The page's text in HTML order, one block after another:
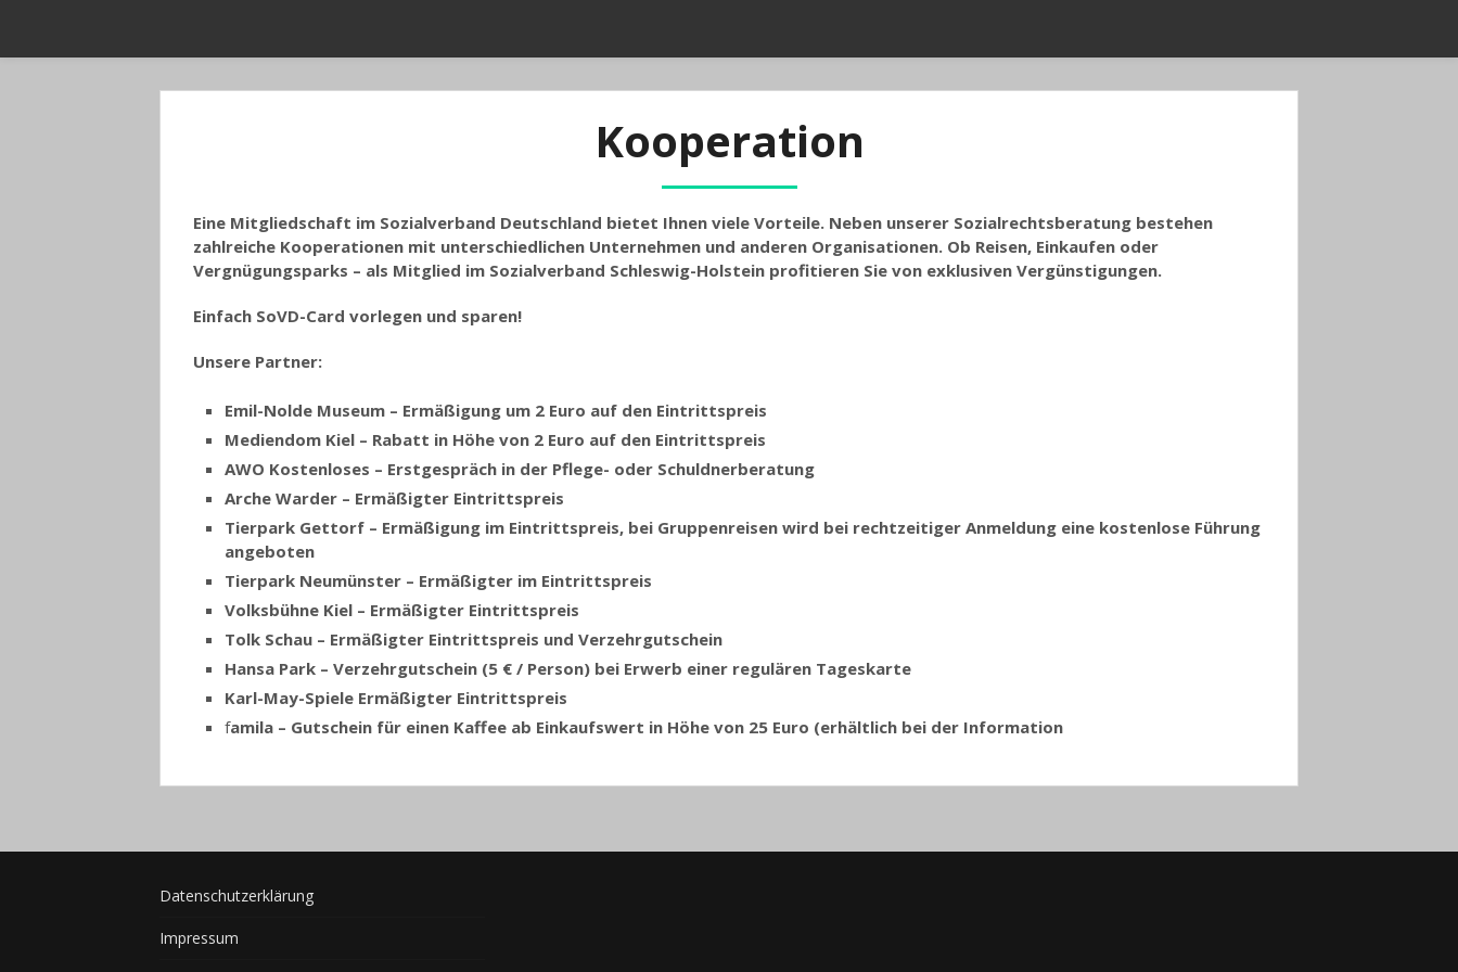
Kooperation
Eine Mitgliedschaft im Sozialverband Deutschland bietet Ihnen viele Vorteile. Neben unserer Sozialrechtsberatung bestehen
zahlreiche Kooperationen mit unterschiedlichen Unternehmen und anderen Organisationen. Ob Reisen, Einkaufen oder
Vergnügungsparks – als Mitglied im Sozialverband Schleswig-Holstein profitieren Sie von exklusiven Vergünstigungen.
Einfach SoVD-Card vorlegen und sparen!
Unsere Partner:
Emil-Nolde Museum – Ermäßigung um 2 Euro auf den Eintrittspreis
Mediendom Kiel – Rabatt in Höhe von 2 Euro auf den Eintrittspreis
AWO Kostenloses – Erstgespräch in der Pflege- oder Schuldnerberatung
Arche Warder – Ermäßigter Eintrittspreis
Tierpark Gettorf – Ermäßigung im Eintrittspreis, bei Gruppenreisen wird bei rechtzeitiger Anmeldung eine kostenlose Führung
angeboten
Tierpark Neumünster – Ermäßigter im Eintrittspreis
Volksbühne Kiel – Ermäßigter Eintrittspreis
Tolk Schau – Ermäßigter Eintrittspreis und Verzehrgutschein
Hansa Park – Verzehrgutschein (5 € / Person) bei Erwerb einer regulären Tageskarte
Karl-May-Spiele Ermäßigter Eintrittspreis
famila – Gutschein für einen Kaffee ab Einkaufswert in Höhe von 25 Euro (erhältlich bei der Information
Datenschutzerklärung
Impressum